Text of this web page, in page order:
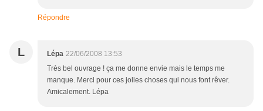
Répondre
L Lépa 22/06/2008 13:53
Très bel ouvrage ! ça me donne envie mais le temps me
manque. Merci pour ces jolies choses qui nous font rêver.
Amicalement. Lépa